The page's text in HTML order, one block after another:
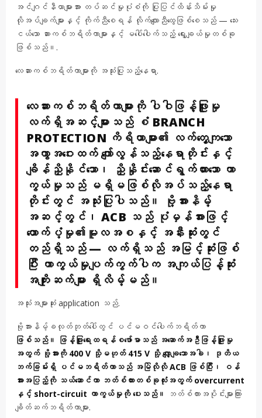
အင်ဂျင်နီယာများအား တပ်ဆင်မှုပုံစံကို ပြုပြင်ထိန်းသိမ်းမှု
လိုအပ်ချက်များနှင့် ကိုက်ညီစေရန် လိုက်လျောညီထွေဖြစ်စေသည် — သေး
ငယ်သော ဆားကစ်ဘရိတ်ကာများနှင့် မပေါ်ပေါက်သည့် ရွေးချယ်မှုတစ်ခု
ဖြစ်သည်။.
လေဆားကစ်ဘရိတ်ကာများကို အသုံးပြုသည့်နေရာ.
လေဆားကစ်ဘရိတ်ကာများကို ပါဝါဖြန့်ဖြူးမှု
လက်ရှိအဆင့်များသည် စံ BRANCH
PROTECTION ကိရိယာများ၏ လက်တွေ့ကျသော
အကွာအဝေးထက် ကျော်လွန်သည့်နေရာတိုင်းနှင့်
ချိန်ညှိနိုင်သော၊ ညှိနှိုင်းဆောင်ရွက်ထားသော ကာ
ကွယ်မှုသည် မရှိမဖြစ်လိုအပ်သည့်နေရာ
တိုင်းတွင် အသုံးပြုပါသည်။ ဗို့အားနိမ့်
အဆင့်တွင်၊ ACB သည် ပုံမှန်အားဖြင့်
ထောက်ပံ့မှု၏မူလအစနှင့် အနီးဆုံးတွင်
တည်ရှိသည် — လက်ရှိသည် အမြင့်ဆုံးဖြစ်
ပြီး ကာကွယ်မှုပျက်ကွက်ပါက အကျယ်ပြန့်ဆုံး
အကျိုးဆက်များ ရှိလိမ့်မည်။
အသုံးအများဆုံး application သည်.
ဗို့အားနိမ့်ခလုတ်ဘုတ်ပေါ်တွင် ပင်မဝင်ပေါက်ဘရိတ်ကာ
ဖြစ်သည်။ ဖြန့်ဖြူးရေးထရန်စဖော်မာသည် အဆောက်အဦဖြန့်ဖြူးမှု
အတွက် ဗို့အားကို 400 V သို့မဟုတ် 415 V သို့ လျှော့ချသောအခါ၊ ဒုတိယ
ဘက်ခြမ်းရှိ ပင်မဘရိတ်ကာသည် အမြဲလိုလို ACB ဖြစ်ပြီး၊ ဝန်
အားအပြည့်ကို သယ်ဆောင်ကာ ဘတ်စ်ကားတစ်ခုလုံးအတွက် overcurrent
နှင့် short-circuit ကာကွယ်မှုကို ပေးသည်။
ဘတ်စ်ကားအပိုင်းများကြား
ချိတ်ဆက်ဘရိတ်ကာများ.